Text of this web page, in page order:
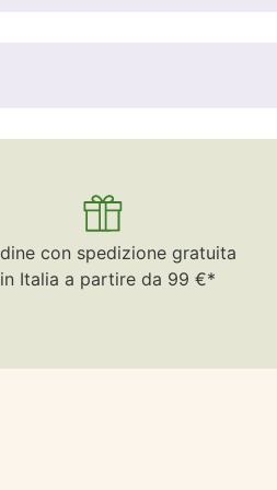
con spedizione gratuita
in Italia a partire da 99 €*